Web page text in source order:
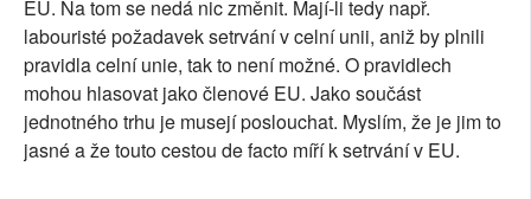
EU. Na tom se nedá nic změnit. Mají-li tedy např.
labouristé požadavek setrvání v celní unii, aniž by plnili
pravidla celní unie, tak to není možné. O pravidlech
mohou hlasovat jako členové EU. Jako součást
jednotného trhu je musejí poslouchat. Myslím, že je jim to
jasné a že touto cestou de facto míří k setrvání v EU.